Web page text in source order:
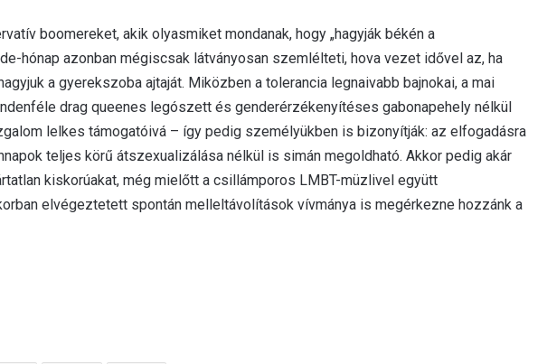
boomereket, akik olyasmiket mondanak, hogy „hagyják békén a
hónap azonban mégiscsak látványosan szemlélteti, hova vezet idővel az, ha
a gyerekszoba ajtaját. Miközben a tolerancia legnaivabb bajnokai, a mai
drag queenes legószett és genderérzékenyítéses gabonapehely nélkül
lelkes támogatóivá – így pedig személyükben is bizonyítják: az elfogadásra
teljes körű átszexualizálása nélkül is simán megoldható. Akkor pedig akár
kiskorúakat, még mielőtt a csillámporos LMBT-müzlivel együtt
elvégeztetett spontán melleltávolítások vívmánya is megérkezne hozzánk a